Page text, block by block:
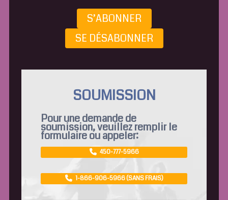
S’ABONNER
SE DÉSABONNER
SOUMISSION
Pour une demande de
soumission, veuillez remplir le
formulaire ou appeler:
450-777-5966
1-866-906-5966 (SANS FRAIS)